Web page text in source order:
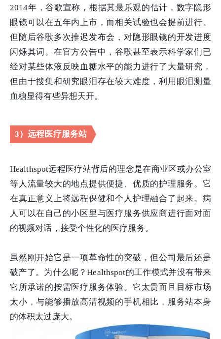
2014年，谷歌宣称，根据其最乐观的估计，数字隐形
眼镜可以在五年内上市，而相关试验也会提前进行。
但随后谷歌多次推迟发布会，对隐形眼镜的开发进度
闪烁其词。在官方公告中，谷歌甚至表示科学家们已
经对某些体液反映血糖水平的能力进行了大量研究，
但由于搜集和研究眼泪存在较大难度，利用眼泪测量
血糖显得有些异想天开。
3）远程医疗服务站
Healthspot远程医疗站背后的理念是在商业区或办公室
等人流量较大的地点提供便捷、优质的护理服务。它
在真正意义上将远程保健和个人护理融合了起来。病
人可以在自己的小区里与医疗服务供应商进行面对面
的视频对话，接受个性化的医疗服务。
虽然刚开始它是一项革命性的突破，但公司最后还是
破产了。为什么呢？Healthspot的工作模式并没有带来
它所承诺的按需医疗服务体验。它太贵而且目标市场
太小，与能够播放高清视频的手机相比，服务站本身
的体积太过庞大。